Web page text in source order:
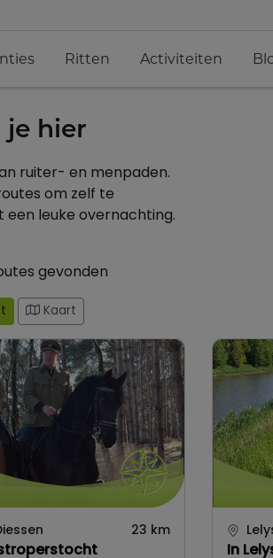
Ritten Activiteiten
je hier
ruiter- en menpaden.
om zelf te
een leuke overnachting.
gevonden
Kaart
23 km
In